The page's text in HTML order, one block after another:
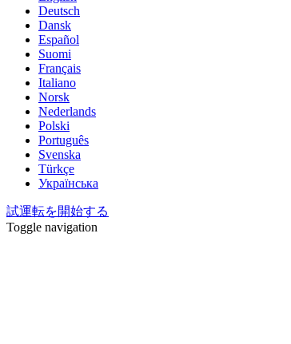
Deutsch
Dansk
Español
Suomi
Français
Italiano
Norsk
Nederlands
Polski
Português
Svenska
Türkçe
Українська
試運転を開始する
Toggle navigation